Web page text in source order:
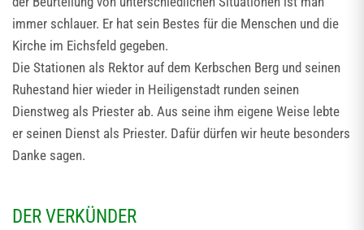
immer schlauer. Er hat sein Bestes für die Menschen und die
Kirche im Eichsfeld gegeben.
Die Stationen als Rektor auf dem Kerbschen Berg und seinen
Ruhestand hier wieder in Heiligenstadt runden seinen
Dienstweg als Priester ab. Aus seine ihm eigene Weise lebte
er seinen Dienst als Priester. Dafür dürfen wir heute besonders
Danke sagen.
DER VERKÜNDER